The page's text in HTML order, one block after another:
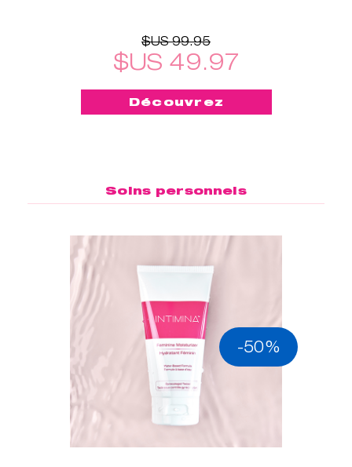
$US 99.95
$US 49.97
Découvrez
Soins personnels
-50%